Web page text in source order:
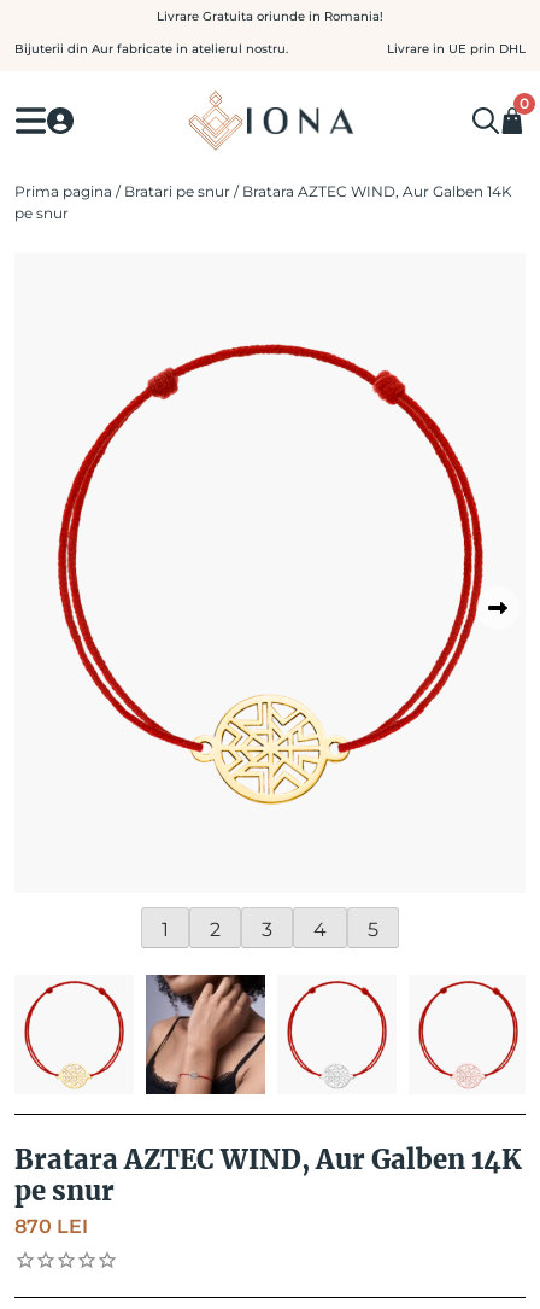
to
Livrare Gratuita oriunde in Romania!
Bijuterii din Aur fabricate in atelierul nostru. Livrare in UE prin DHL
0
Prima pagina / Bratari pe snur / Bratara AZTEC WIND, Aur Galben 14K
pe snur
1 2 3 4 5
Bratara AZTEC WIND, Aur Galben 14K
pe snur
870 LEI